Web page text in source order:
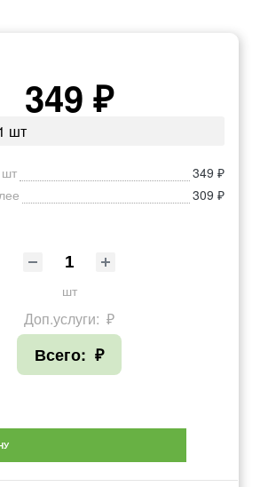
349 ₽
шт
349 ₽
309 ₽
шт
Доп.услуги: ₽
Всего: ₽